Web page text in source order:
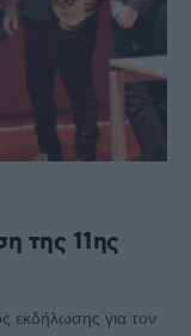
της 11ης
εκδήλωσης για τον